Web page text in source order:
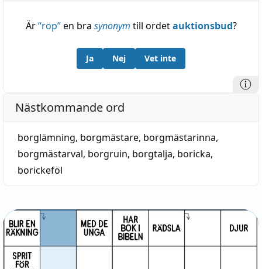
Är“rop”en bra synonym till ordetauktionsbud?
Ja Nej Vet inte
Nästkommande ord
borglämning, borgmästare, borgmästarinna,
borgmästarval, borgruin, borgtalja, boricka,
borickeföl